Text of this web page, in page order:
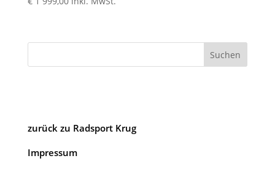
Suchen
zurück zu Radsport Krug
Impressum